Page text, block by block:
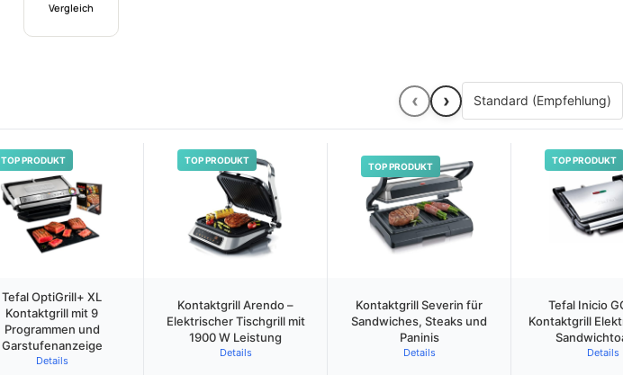
Vergleich
‹ ›
TOP PRODUKT TOP PRODUKT
TOP PRODUKT
TOP PRODUKT
Tefal OptiGrill+ XL
Kontaktgrill mit 9
Programmen und
Garstufenanzeige
Details
Kontaktgrill Arendo –
Elektrischer Tischgrill mit
1900 W Leistung
Details
Kontaktgrill Severin für
Sandwiches, Steaks und
Paninis
Details
Tefal Inicio
Kontaktgrill
Details